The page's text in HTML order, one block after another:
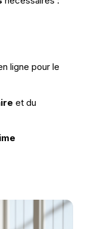
ligne pour le
et du